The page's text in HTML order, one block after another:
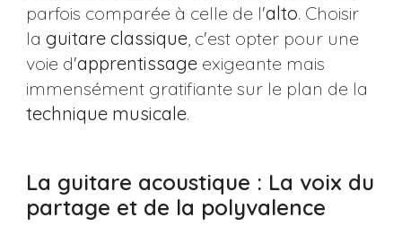
parfois comparée à celle de l'alto. Choisir
la guitare classique, c'est opter pour une
voie d'apprentissageexigeante mais
immensément gratifiante sur le plan de la
technique musicale.
La guitare acoustique : La voix du
partage et de la polyvalence